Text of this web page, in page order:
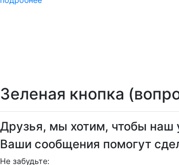
Зеленая кнопка
Друзья, мы хотим, чтобы наш
Ваши сообщения помогут
Не забудьте: